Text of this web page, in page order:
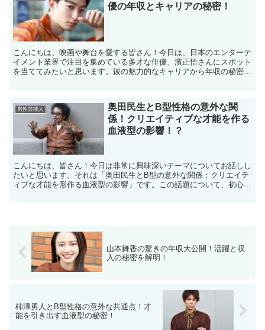
優の年収とキャリアの秘密！
こんにちは、映画や舞台を愛する皆さん！今日は、日本のエンターテ
イメント業界で注目を集めている多才な俳優、濱正悟さんにスポット
を当ててみたいと思います。彼の魅力的なキャリアから年収の秘密ま
男性芸能人
奥田民生とB型性格の意外な関
係！クリエイティブな才能を作る
血液型の影響！？
こんにちは、皆さん！今日は非常に興味深いテーマについてお話しし
たいと思います。それは「奥田民生とB型の意外な関係：クリエイテ
ィブな才能を形作る血液型の影響」です。この話題について、初心者
山本舞香の驚きの年収大公開！活躍と収
入の秘密を解明！
柿澤勇人とB型性格の意外な共通点！才
能を引き出す血液型の秘密！